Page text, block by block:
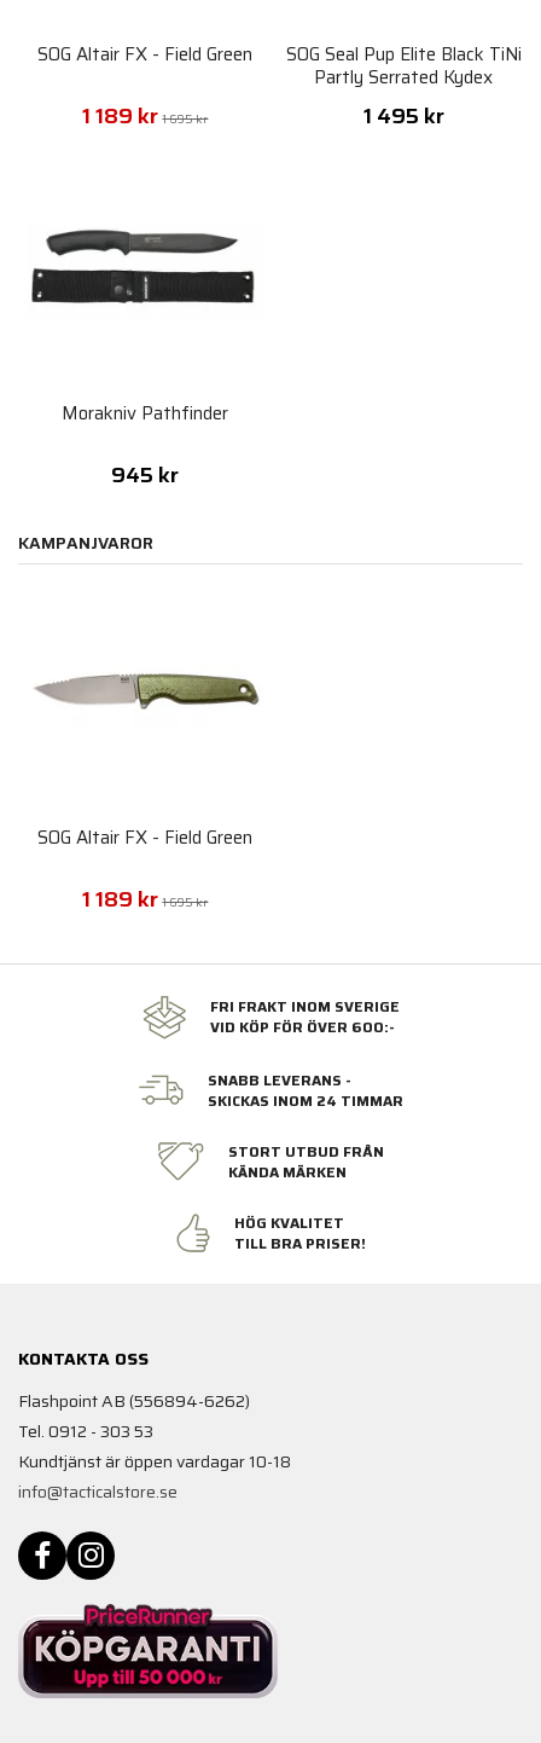
SOG Altair FX - Field Green
1 189 kr 1 695 kr
SOG Seal Pup Elite Black TiNi
Partly Serrated Kydex
Sheath
1 495 kr
Morakniv Pathfinder
945 kr
KAMPANJVAROR
SOG Altair FX - Field Green
1 189 kr 1 695 kr
FRI FRAKT INOM SVERIGE
VID KÖP FÖR ÖVER 600:-
SNABB LEVERANS -
SKICKAS INOM 24 TIMMAR
STORT UTBUD FRÅN
KÄNDA MÄRKEN
HÖG KVALITET
TILL BRA PRISER!
KONTAKTA OSS
Flashpoint AB (556894-6262)
Tel. 0912 - 303 53
Kundtjänst är öppen vardagar 10-18
info@tacticalstore.se